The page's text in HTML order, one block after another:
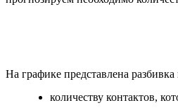
На графике представлена разбивка
количеству контактов,